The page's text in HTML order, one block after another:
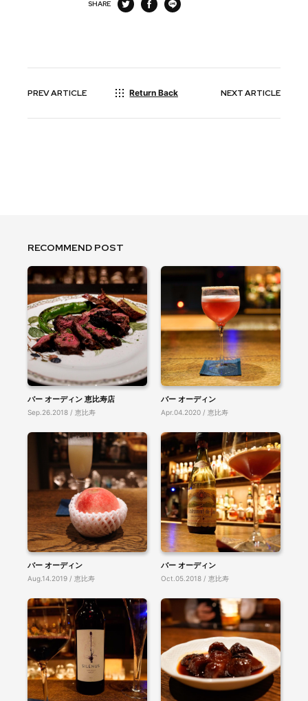
SHARE
PREVARTICLE Return Back NEXTARTICLE
RECOMMEND POST
バー オーディン 恵比寿店
Sep.26.2018 / 恵比寿
バー オーディン
Apr.04.2020 / 恵比寿
バー オーディン
Aug.14.2019 / 恵比寿
バー オーディン
Oct.05.2018 / 恵比寿